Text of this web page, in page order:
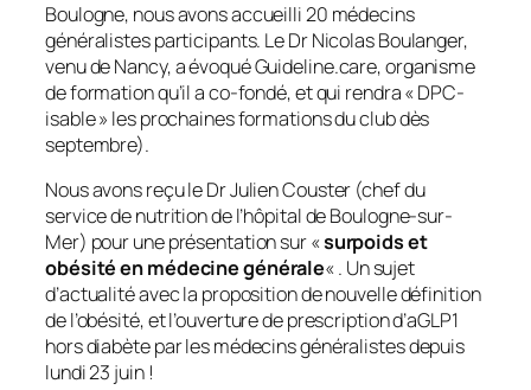
Boulogne, nous avons accueilli 20 médecins
généralistes participants. Le Dr Nicolas Boulanger,
venu de Nancy, a évoqué Guideline.care, organisme
de formation qu’il a co-fondé, et qui rendra « DPC-
isable » les prochaines formations du club dès
septembre).
Nous avons reçu le Dr Julien Couster (chef du
service de nutrition de l’hôpital de Boulogne-sur-
Mer) pour une présentation sur «surpoids et
obésité en médecine générale« . Un sujet
d’actualité avec la proposition de nouvelle définition
de l’obésité, et l’ouverture de prescription d’aGLP1
hors diabète par les médecins généralistes depuis
lundi 23 juin !